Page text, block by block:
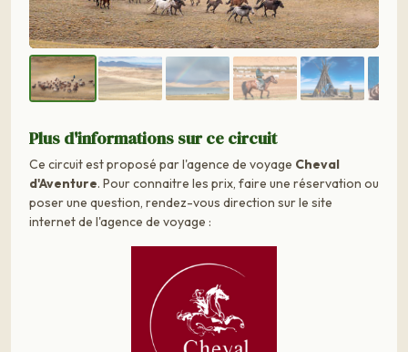
Plus d'informations sur ce circuit
Ce circuit est proposé par l'agence de voyage Cheval
d'Aventure. Pour connaitre les prix, faire une réservation ou
poser une question, rendez-vous direction sur le site
internet de l'agence de voyage :